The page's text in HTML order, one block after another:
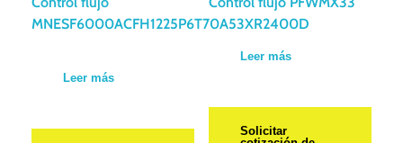
MNESF6000ACFH1225P6T70A53XR2400D
Leer más
Leer más
Solicitar